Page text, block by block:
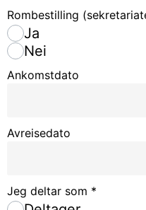
Rombestilling
Ja
Nei
Ankomstdato
Avreisedato
Jeg deltar som *